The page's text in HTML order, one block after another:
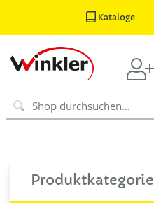
Kataloge
Produktkategorie